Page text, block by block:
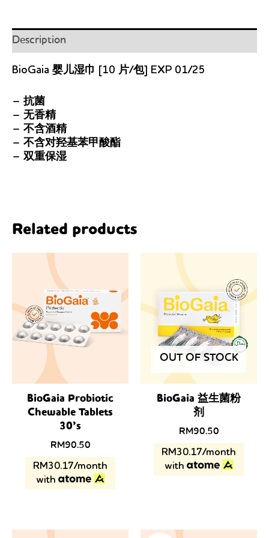
Description
BioGaia 婴儿湿巾 [10 片/包] EXP 01/25
– 抗菌
– 无香精
– 不含酒精
– 不含对羟基苯甲酸酯
– 双重保湿
Related products
BioGaia Probiotic
Chewable Tablets
30’s
RM90.50
RM30.17/month
with
OUT OF STOCK
BioGaia 益生菌粉
剂
RM90.50
RM30.17/month
with